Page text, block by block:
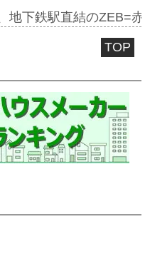
地下鉄駅直結のZEB=
TOP